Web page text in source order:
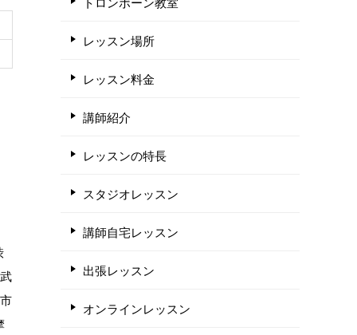
レッスン場所
レッスン料金
講師紹介
レッスンの特長
スタジオレッスン
講師自宅レッスン
出張レッスン
オンラインレッスン